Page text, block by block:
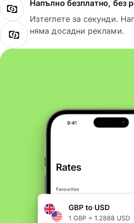
Напълно безплатно, без
Изтеглете за секунди.
няма досадни реклами.